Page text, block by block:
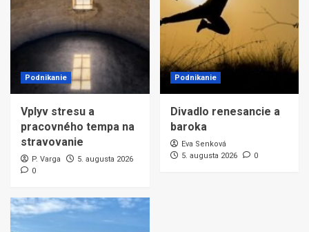
Podnikanie
Vplyv stresu a
pracovného tempa na
stravovanie
P. Varga
5. augusta 2026
0
Podnikanie
Divadlo renesancie a
baroka
Eva Senková
5. augusta 2026
0